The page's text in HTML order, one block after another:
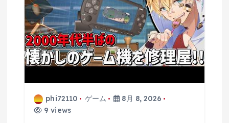
phi72110 ゲーム
8月 8, 2026
9 views